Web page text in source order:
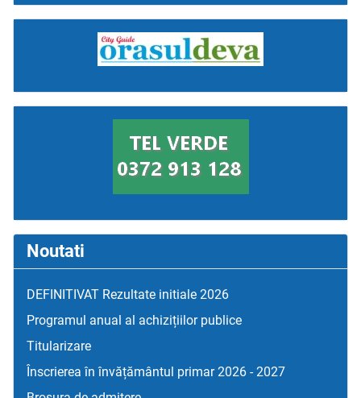
Noutati
DEFINITIVAT Rezultate initiale 2026
Programul anual al achizițiilor publice
Titularizare
Înscrierea în învățământul primar 2026 - 2027